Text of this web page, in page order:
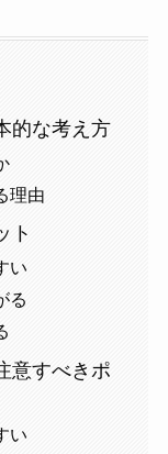
的な考え方
理由
ト
い
る
意すべきポ
い